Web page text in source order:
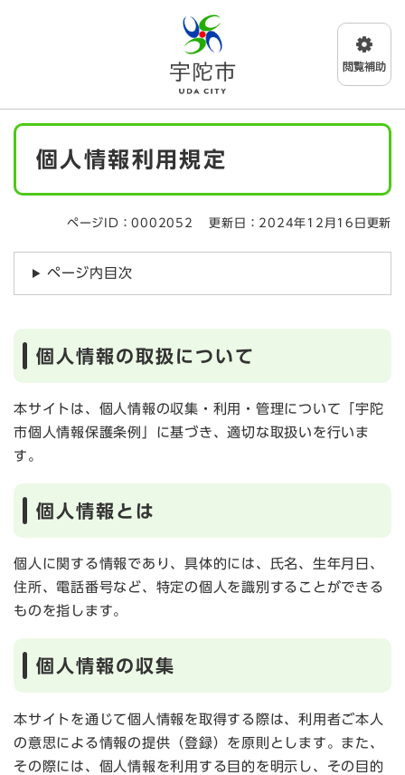
メニューを飛ばして本文へ
本
個人情報利用規定
ページID：0002052 更新日：2024年12月16日更新
ページ内目次
個人情報の取扱について
本サイトは、個人情報の収集・利用・管理について「宇陀
市個人情報保護条例」に基づき、適切な取扱いを行いま
す。
個人情報とは
個人に関する情報であり、具体的には、氏名、生年月日、
住所、電話番号など、特定の個人を識別することができる
ものを指します。
個人情報の収集
本サイトを通じて個人情報を取得する際は、利用者ご本人
の意思による情報の提供（登録）を原則とします。また、
その際には、個人情報を利用する目的を明示し、その目的